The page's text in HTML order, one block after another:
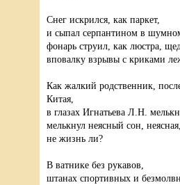
Снег искрился, как паркет,
и сыпал серпантином в
фонарь струил, как люстра,
вповалку взрывы с криками
Как жалкий родственник,
Китая,
в глазах Игнатьева Л.Н.
мелькнул неясный сон,
не жизнь ли?
В ватнике без рукавов,
штанах спортивных и